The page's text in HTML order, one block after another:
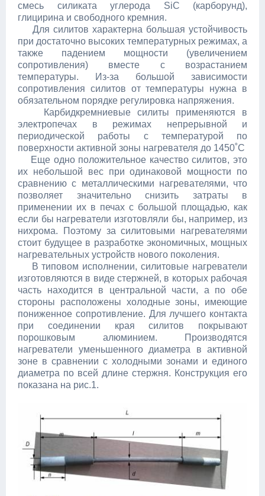
смесь силиката углерода SiC (карборунд),
глицирина и свободного кремния.
Для силитов характерна большая устойчивость
при достаточно высоких температурных режимах, а
также падением мощности (увеличением
сопротивления) вместе с возрастанием
температуры. Из-за большой зависимости
сопротивления силитов от температуры нужна в
обязательном порядке регулировка напряжения.
Карбидкремниевые силиты применяются в
электропечах в режимах непрерывной и
периодической работы с температурой по
поверхности активной зоны нагревателя до 1450˚С
Еще одно положительное качество силитов, это
их небольшой вес при одинаковой мощности по
сравнению с металлическими нагревателями, что
позволяет значительно снизить затраты в
применении их в печах с большой площадью, как
если бы нагреватели изготовляли бы, например, из
нихрома. Поэтому за силитовыми нагревателями
стоит будущее в разработке экономичных, мощных
нагревательных устройств нового поколения.
В типовом исполнении, силитовые нагреватели
изготовляются в виде стержней, в которых рабочая
часть находится в центральной части, а по обе
стороны расположены холодные зоны, имеющие
пониженное сопротивление. Для лучшего контакта
при соединении края силитов покрывают
порошковым алюминием. Производятся
нагреватели уменьшенного диаметра в активной
зоне в сравнении с холодными зонами и единого
диаметра по всей длине стержня. Конструкция его
показана на рис.1.